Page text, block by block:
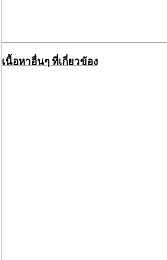
เนื้อหาอื่นๆ ที่เกี่ยวข้อง